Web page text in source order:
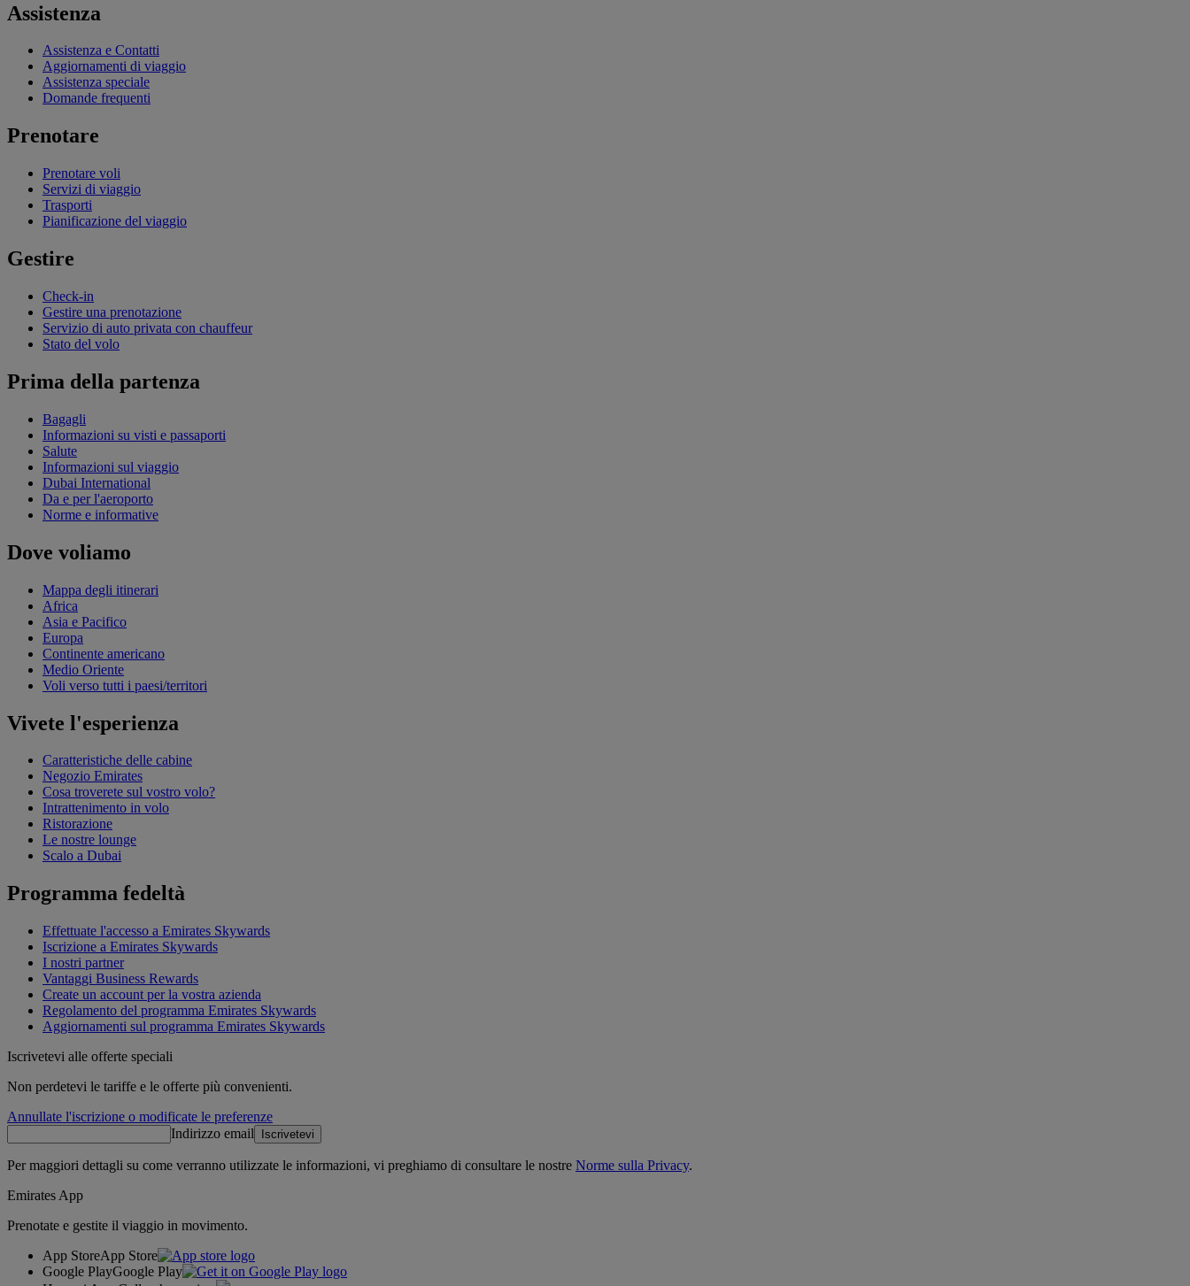
Assistenza
Assistenza e Contatti
Aggiornamenti di viaggio
Assistenza speciale
Domande frequenti
Prenotare
Prenotare voli
Servizi di viaggio
Trasporti
Pianificazione del viaggio
Gestire
Check-in
Gestire una prenotazione
Servizio di auto privata con chauffeur
Stato del volo
Prima della partenza
Bagagli
Informazioni su visti e passaporti
Salute
Informazioni sul viaggio
Dubai International
Da e per l'aeroporto
Norme e informative
Dove voliamo
Mappa degli itinerari
Africa
Asia e Pacifico
Europa
Continente americano
Medio Oriente
Voli verso tutti i paesi/territori
Vivete l'esperienza
Caratteristiche delle cabine
Negozio Emirates
Cosa troverete sul vostro volo?
Intrattenimento in volo
Ristorazione
Le nostre lounge
Scalo a Dubai
Programma fedeltà
Effettuate l'accesso a Emirates Skywards
Iscrizione a Emirates Skywards
I nostri partner
Vantaggi Business Rewards
Create un account per la vostra azienda
Regolamento del programma Emirates Skywards
Aggiornamenti sul programma Emirates Skywards
Iscrivetevi alle offerte speciali
Non perdetevi le tariffe e le offerte più convenienti.
Annullate l'iscrizione o modificate le preferenze
Indirizzo email
Iscrivetevi
Per maggiori dettagli su come verranno utilizzate le informazioni, vi preghiamo di consultare le nostre Norme sulla Privacy.
Emirates App
Prenotate e gestite il viaggio in movimento.
App StoreApp Store
Google PlayGoogle Play